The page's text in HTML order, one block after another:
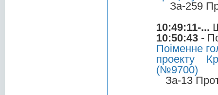
За-259
10:49:11-...
10:50:43 -
Поіменне
проекту
(№9700)
За-13